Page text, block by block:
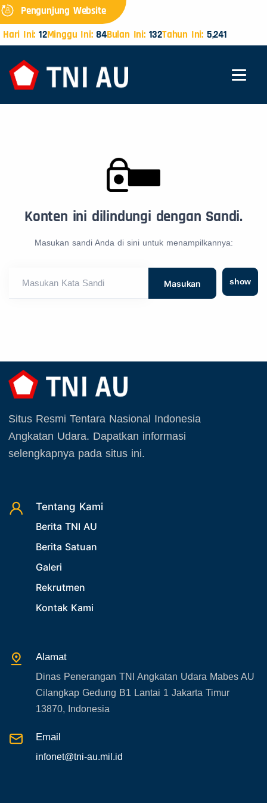
Pengunjung Website
Hari Ini: 12Minggu Ini:84Bulan Ini:132Tahun Ini: 5,241
Konten ini dilindungi dengan Sandi.
Masukan sandi Anda di sini untuk menampilkannya:
Masukan Kata Sandi show
Situs Resmi Tentara Nasional Indonesia
Angkatan Udara. Dapatkan informasi
selengkapnya pada situs ini.
Tentang Kami
Berita TNI AU
Berita Satuan
Galeri
Rekrutmen
Kontak Kami
Alamat
Dinas Penerangan TNI Angkatan Udara Mabes AU
Cilangkap Gedung B1 Lantai 1 Jakarta Timur
13870, Indonesia
Email
infonet@tni-au.mil.id